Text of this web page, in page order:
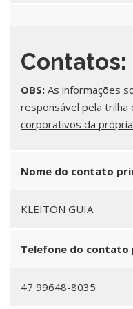
Contatos:
OBS: As informações
responsável pela trilha
corporativos da
Nome do contato
KLEITON GUIA
Telefone do contato
47 99648-8035